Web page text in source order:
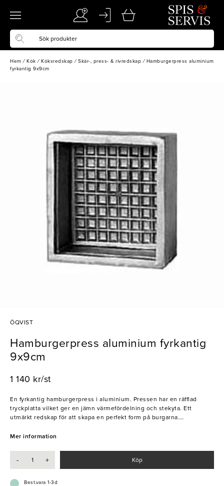
Hem / Kök / Köksredskap / Skär-, press- & rivredskap / Hamburgerpress aluminium
fyrkantig 9x9cm
ÖQVIST
Hamburgerpress aluminium fyrkantig
9x9cm
1 140 kr/st
En fyrkantig hamburgerpress i aluminium. Pressen har en räfflad
tryckplatta vilket ger en jämn värmefördelning och stekyta. Ett
utmärkt redskap för att skapa en perfekt form på burgarna.
- Aluminium
- Diskas för hand
Mer information
- + Köp
Best.vara 1-3d